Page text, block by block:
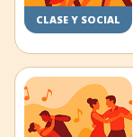
CLASE Y SOCIAL